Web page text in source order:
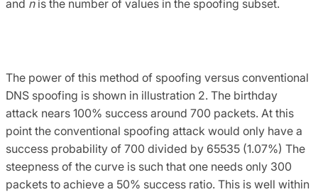
and nis the number of values in the spoofing subset.
The power of this method of spoofing versus conventional
DNS spoofing is shown in illustration 2. The birthday
attack nears 100% success around 700 packets. At this
point the conventional spoofing attack would only have a
success probability of 700 divided by 65535 (1.07%) The
steepness of the curve is such that one needs only 300
packets to achieve a 50% success ratio. This is well within